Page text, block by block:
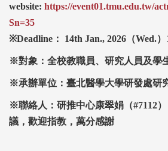
website: https://event01.tmu.edu.tw/
Sn=35
※Deadline ： 14th Jan., 2026 （Wed.
※對象：全校教職員、研究人員及學
※承辦單位：臺北醫學大學研發處研
※聯絡人：研推中心康翠娟（#7112
議，歡迎指教，萬分感謝